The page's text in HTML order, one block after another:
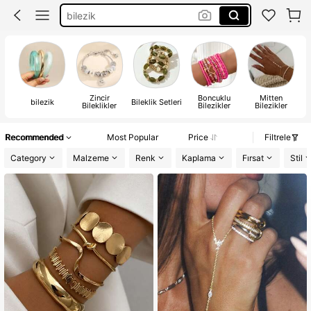
bracelet
bileklik
bilezik Zincir
Bileklikler Bileklik Setleri Boncuklu
Bilezikler
Mitten
Bilezikler
Recommended Most Popular Price
Filtrele
Category
Malzeme Renk Kaplama Fırsat Stil